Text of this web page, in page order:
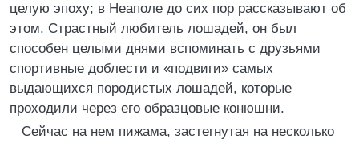
целую эпоху; в Неаполе до сих пор рассказывают об
этом. Страстный любитель лошадей, он был
способен целыми днями вспоминать с друзьями
спортивные доблести и «подвиги» самых
выдающихся породистых лошадей, которые
проходили через его образцовые конюшни.
Сейчас на нем пижама, застегнутая на несколько